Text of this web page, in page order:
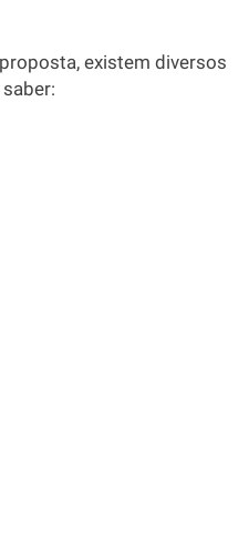
existem diversos